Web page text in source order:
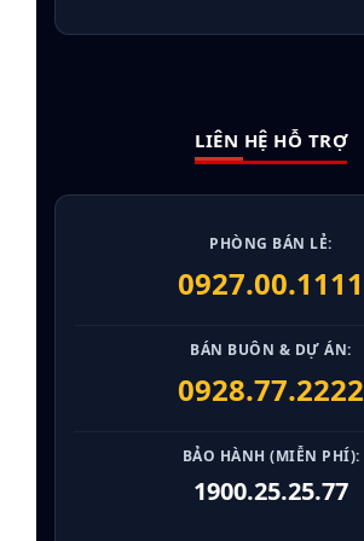
LIÊN HỆ HỖ TRỢ
PHÒNG BÁN LẺ:
0927.00.1111
BÁN BUÔN & DỰ ÁN:
0928.77.2222
BẢO HÀNH (MIỄN PHÍ):
1900.25.25.77